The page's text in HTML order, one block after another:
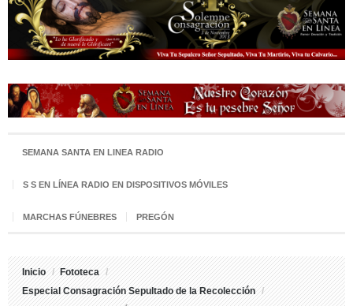
SEMANA SANTA EN LINEA RADIO
S S EN LÍNEA RADIO EN DISPOSITIVOS MÓVILES
MARCHAS FÚNEBRES PREGÓN
Inicio / Fototeca /
Especial Consagración Sepultado de la Recolección /